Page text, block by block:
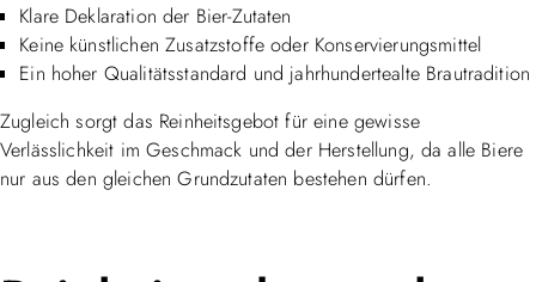
Klare Deklaration der Bier-Zutaten
Keine künstlichen Zusatzstoffe oder Konservierungsmittel
Ein hoher Qualitätsstandard und jahrhundertealte Brautradition
Zugleich sorgt das Reinheitsgebot für eine gewisse
Verlässlichkeit im Geschmack und der Herstellung, da alle Biere
nur aus den gleichen Grundzutaten bestehen dürfen.